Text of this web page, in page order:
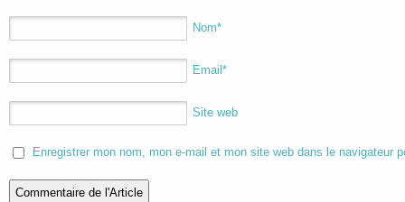
Nom*
Email *
Site web
Enregistrer mon nom, mon e-mail et mon site web dans le navigateur